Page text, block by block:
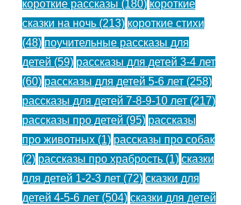
короткие рассказы (180) короткие
сказки на ночь (213) короткие стихи
(48) поучительные рассказы для
детей (59) рассказы для детей 3-4 лет
(60) рассказы для детей 5-6 лет (258)
рассказы для детей 7-8-9-10 лет (217)
рассказы про детей (95) рассказы
про животных (1) рассказы про собак
(2) рассказы про храбрость (1) сказки
для детей 1-2-3 лет (72) сказки для
детей 4-5-6 лет (504) сказки для детей